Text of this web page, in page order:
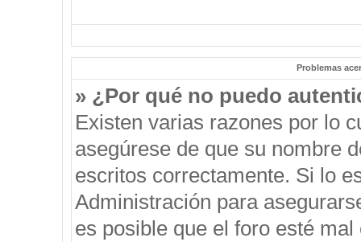
Problemas
» ¿Por qué no puedo
Existen varias razones por lo
asegúrese de que su nombre
escritos correctamente. Si lo
Administración para
es posible que el foro esté